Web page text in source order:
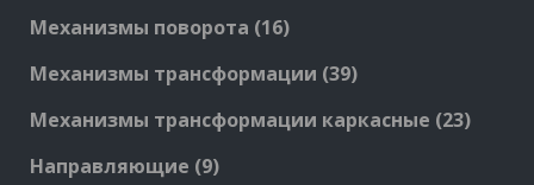
Механизмы поворота 1616
Механизмы трансформации 3939
Механизмы трансформации каркасные 2323
Направляющие 99